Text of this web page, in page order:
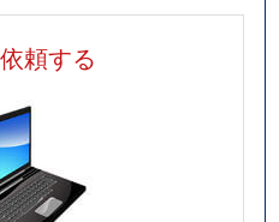
頼する